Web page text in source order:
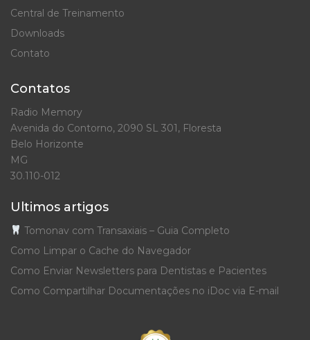
Central de Treinamento
Downloads
Contato
Contatos
Radio Memory
Avenida do Contorno, 2090 SL 301, Floresta
Belo Horizonte
MG
30.110-012
Ultimos artigos
Tomonav com Transaxiais – Guia Completo
Como Limpar o Cache do Navegador
Como Enviar Newsletters para Dentistas e Pacientes
Como Compartilhar Documentações no iDoc via E-mail